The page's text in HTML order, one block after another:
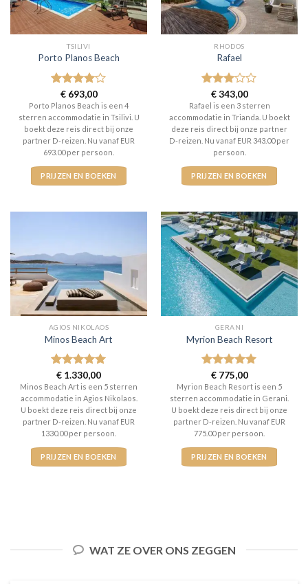
TSILIVI
Porto Planos Beach
Gewaardeerd
4uit 5
€693,00
Porto Planos Beach is een 4
sterren accommodatie in Tsilivi. U
boekt deze reis direct bij onze
partner D-reizen. Nu vanaf EUR
693.00 per persoon.
PRIJZEN EN BOEKEN
RHODOS
Rafael
Gewaardeerd
3uit 5
€343,00
Rafael is een 3 sterren
accommodatie in Trianda. U boekt
deze reis direct bij onze partner
D-reizen. Nu vanaf EUR 343.00 per
persoon.
PRIJZEN EN BOEKEN
AGIOS NIKOLAOS
Minos Beach Art
Gewaardeerd
5uit 5
€ 1.330,00
Minos Beach Art is een 5 sterren
accommodatie in Agios Nikolaos.
U boekt deze reis direct bij onze
partner D-reizen. Nu vanaf EUR
1330.00 per persoon.
PRIJZEN EN BOEKEN
GERANI
Myrion Beach Resort
Gewaardeerd
5uit 5
€775,00
Myrion Beach Resort is een 5
sterren accommodatie in Gerani.
U boekt deze reis direct bij onze
partner D-reizen. Nu vanaf EUR
775.00 per persoon.
PRIJZEN EN BOEKEN
WAT ZE OVER ONS ZEGGEN